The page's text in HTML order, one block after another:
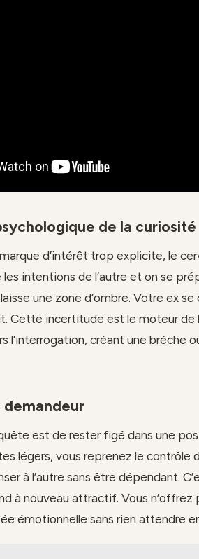
de la curiosité
d’intérêt trop explicite, le
intentions de l’autre et on se
une zone d’ombre. Votre ex
Cette incertitude est le moteur de
l’interrogation, créant une brèche
demandeur
est de rester figé dans une
légers, vous reprenez le contrôle
à l’autre sans être dépendant.
à nouveau attractif. Vous n’offrez
émotionnelle sans rien attendre